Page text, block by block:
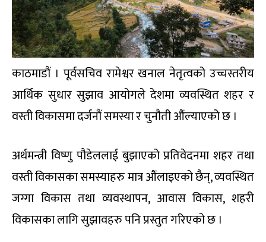
काठमाडौं । पूर्वसचिव रामेश्वर खनाल नेतृत्वको उच्चस्तरीय
आर्थिक सुधार सुझाव आयोगले देशमा व्यवस्थित शहर र
वस्ती विकासमा दर्जनौं समस्या र चुनौती औंल्याएको छ ।
अर्थमन्त्री विष्णु पौडेललाई बुझाएको प्रतिवेदनमा शहर तथा
वस्ती विकासका समस्याहरु मात्र औंलाइएको छैन्, व्यवस्थित
जग्गा विकास तथा व्यवस्थापन, आवास विकास, शहरी
विकासका लागि सुझावहरु पनि प्रस्तुत गरिएको छ ।